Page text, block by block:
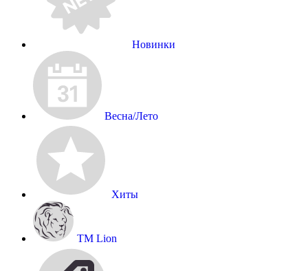
Новинки
Весна/Лето
Хиты
TM Lion